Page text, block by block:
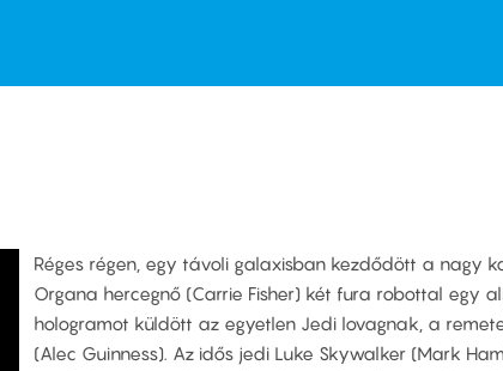
Réges régen, egy távoli galaxisban kezdődött a nagy
Organa hercegnő (Carrie Fisher) két fura robottal egy
hologramot küldött az egyetlen Jedi lovagnak, a
(Alec Guinness). Az idős jedi Luke Skywalker (Mark